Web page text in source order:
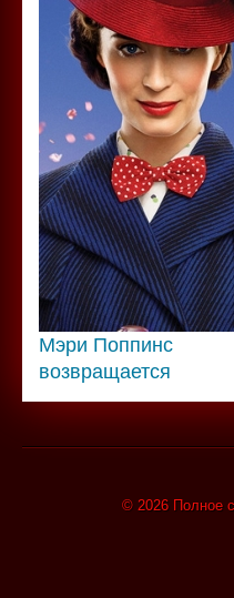
Мэри Поппинс
возвращается
© 2026 Полное